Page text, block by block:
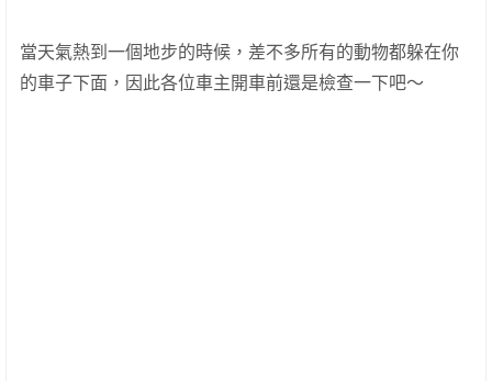
當天氣熱到一個地步的時候，差不多所有的動物都躲在你
的車子下面，因此各位車主開車前還是檢查一下吧～